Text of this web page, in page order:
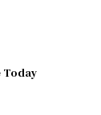
Today